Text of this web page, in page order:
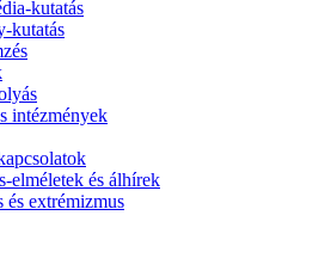
kutatás
kutatás
intézmények
elméletek és álhírek
és extrémizmus